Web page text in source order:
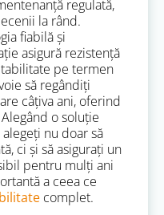
regulată,
la rând.
fiabilă și
asigură rezistență
pe termen
să regândiți
câțiva ani, oferind
o soluție
nu doar să
ci și să asigurați un
pentru mulți ani
a ceea ce
complet.